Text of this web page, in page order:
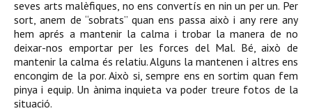
seves arts malèfiques, no ens convertís en nin un per un. Per
sort, anem de “sobrats” quan ens passa això i any rere any
hem aprés a mantenir la calma i trobar la manera de no
deixar-nos emportar per les forces del Mal. Bé, això de
mantenir la calma és relatiu. Alguns la mantenen i altres ens
encongim de la por. Això si, sempre ens en sortim quan fem
pinya i equip. Un ànima inquieta va poder treure fotos de la
situació.